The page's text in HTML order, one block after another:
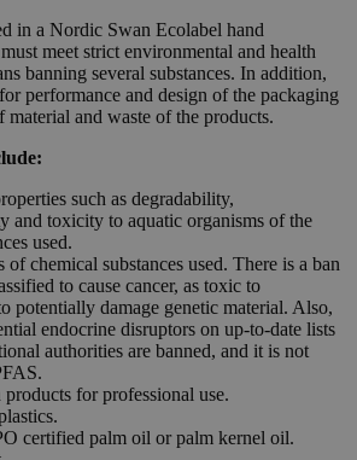
in a Nordic Swan Ecolabel hand
meet strict environmental and health
banning several substances. In addition,
performance and design of the packaging
and waste of the products.
such as degradability,
and toxicity to aquatic organisms of the
used.
of chemical substances used. There is a ban
to cause cancer, as toxic to
potentially damage genetic material. Also,
endocrine disruptors on up-to-date lists
authorities are banned, and it is not
for professional use.
certified palm oil or palm kernel oil.